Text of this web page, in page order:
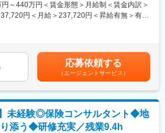
る事務
：お客様がご来店する窓口で、安心して保険
ようお客様対応を担当
のニーズヒアリング
わせ対応を通じて安心したサービスの提供を
の管理・内容変更・支払い手続き等）
～440万円＜賃金形態＞月給制＜賃金内訳＞
円＜月給＞237,720円＜昇給有無＞有＜
の年収は、選考を通じて決定※入社後の昇給
果等の状況に応じて変動賃金はあくまでも目
を通じて上下する可能性があります。月給
めた表記です。
応募依頼する
（エージェントサービス）
】未経験◎保険コンサルタント◆地
添う◆研修充実／残業9.4h